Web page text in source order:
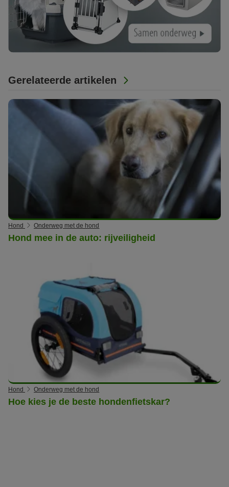
Gerelateerde artikelen
Hond Onderweg met de hond
Hond mee in de auto: rijveiligheid
Hond Onderweg met de hond
Hoe kies je de beste hondenfietskar?